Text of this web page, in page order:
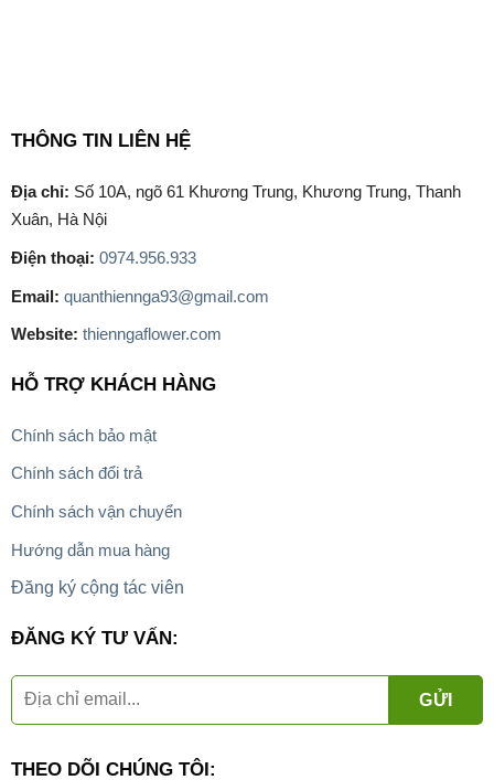
THÔNG TIN LIÊN HỆ
Địa chỉ: Số 10A, ngõ 61 Khương Trung, Khương Trung, Thanh
Xuân, Hà Nội
Điện thoại: 0974.956.933
Email: quanthiennga93@gmail.com
Website: thienngaflower.com
HỖ TRỢ KHÁCH HÀNG
Chính sách bảo mật
Chính sách đổi trả
Chính sách vận chuyển
Hướng dẫn mua hàng
Đăng ký cộng tác viên
ĐĂNG KÝ TƯ VẤN:
THEO DÕI CHÚNG TÔI: